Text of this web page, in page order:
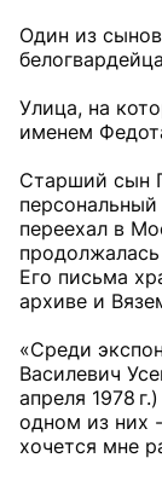
Один из
Улица, на
именем
Старший сын
переехал в
Его письма
архиве и
«Среди
Василевич
апреля 1978
одном из них
хочется мне